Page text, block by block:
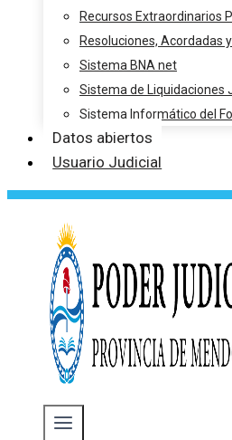
Recursos Extraordinarios
Resoluciones, Acordadas
Sistema BNA net
Sistema de Liquidaciones
Sistema Informático del
Datos abiertos
Usuario Judicial